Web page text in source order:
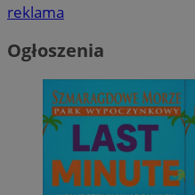
reklama
Ogłoszenia